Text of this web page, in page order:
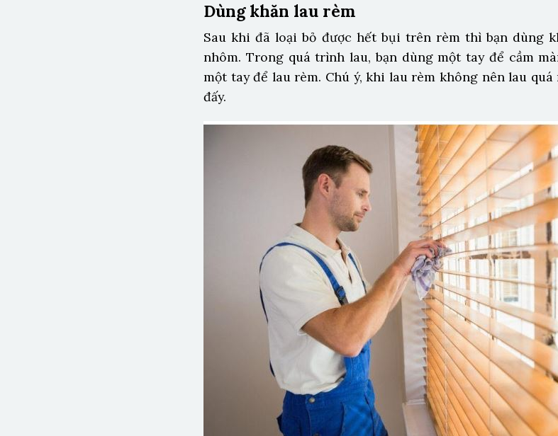
Dùng khăn lau rèm
Sau khi đã loại bỏ được hết bụi trên rèm thì bạn dùng
nhôm. Trong quá trình lau, bạn dùng một tay để cầm
một tay để lau rèm. Chú ý, khi lau rèm không nên lau
đấy.